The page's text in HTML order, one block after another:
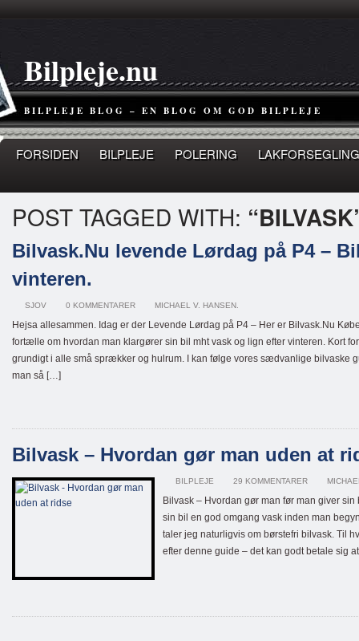
Bilpleje.nu
BILPLEJE BLOG – EN BLOG OM GOD BILPLEJE
FORSIDEN BILPLEJE POLERING
POST TAGGED WITH:
Bilvask.Nu levende Lørdag på P4 –
vinteren.
SJOV 0 KOMMENTARER MICHAEL V. HANSEN.
Hejsa allesammen. Idag er der Levende Lørdag på P4 – Her er Bilvask.Nu
fortælle om hvordan man klargører sin bil mht vask og lign efter vinteren. Kort
grundigt i alle små sprækker og hulrum. I kan følge vores sædvanlige bilvaske
man så […]
Bilvask – Hvordan gør man uden at
BILPLEJE 29 KOMMENTARER
Bilvask – Hvordan gør man før man giver
sin bil en god omgang vask inden man
taler jeg naturligvis om børstefri bilvask. Til
efter denne guide – det kan godt betale sig